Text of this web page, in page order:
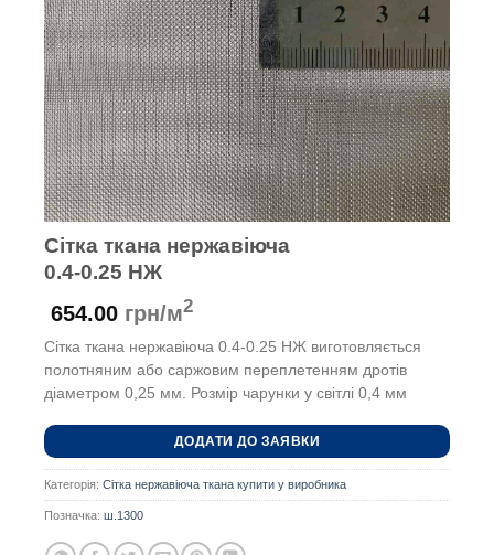
Сітка ткана нержавіюча
0.4-0.25 НЖ
654.00 грн/м2
Сітка ткана нержавіюча 0.4-0.25 НЖ виготовляється
полотняним або саржовим переплетенням дротів
діаметром 0,25 мм. Розмір чарунки у світлі 0,4 мм
ДОДАТИ ДО ЗАЯВКИ
Категорія: Сітка нержавіюча ткана купити у виробника
Позначка: ш.1300